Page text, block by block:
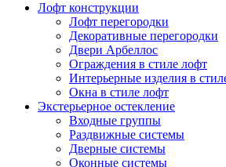
Лофт конструкции
Лофт перегородки
Декоративные перегородки
Двери Арбеллос
Ограждения в стиле лофт
Интерьерные изделия в
Окна в стиле лофт
Экстерьерное остекление
Входные группы
Раздвижные системы
Дверные системы
Оконные системы